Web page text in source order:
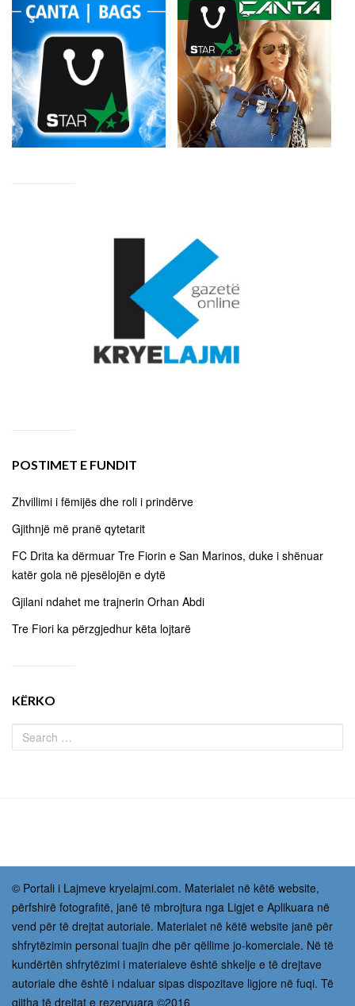
POSTIMET E FUNDIT
Zhvillimi i fëmijës dhe roli i prindërve
Gjithnjë më pranë qytetarit
FC Drita ka dërmuar Tre Fiorin e San Marinos, duke i shënuar
katër gola në pjesëlojën e dytë
Gjilani ndahet me trajnerin Orhan Abdi
Tre Fiori ka përzgjedhur këta lojtarë
KËRKO
© Portali i Lajmeve kryelajmi.com. Materialet në këtë website,
përfshirë fotografitë, janë të mbrojtura nga Ligjet e Aplikuara në
vend për të drejtat autoriale. Materialet në këtë website janë për
shfrytëzimin personal tuajin dhe për qëllime jo-komerciale. Në të
kundërtën shfrytëzimi i materialeve është shkelje e të drejtave
autoriale dhe është i ndaluar sipas dispozitave ligjore në fuqi. Të
gjitha të drejtat e rezervuara ©2016